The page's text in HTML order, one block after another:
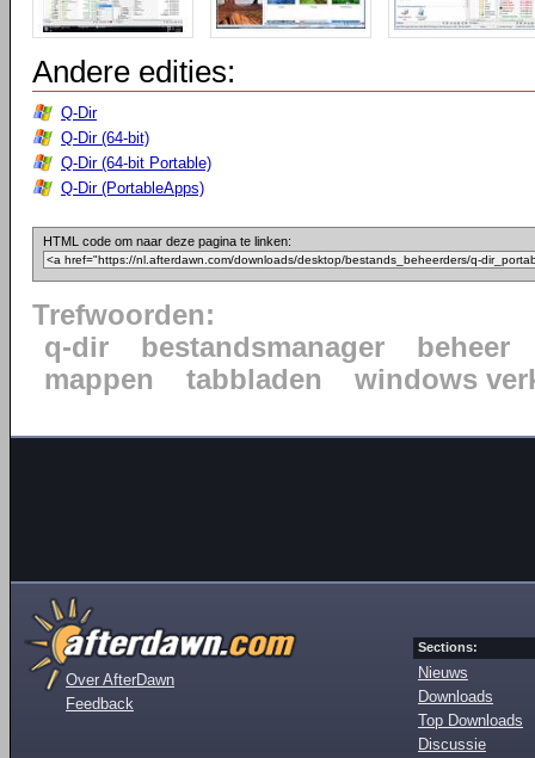
Andere edities:
Q-Dir
Q-Dir (64-bit)
Q-Dir (64-bit Portable)
Q-Dir (PortableApps)
HTML code om naar deze pagina te linken:
Trefwoorden:
q-dir
bestandsmanager
beheer
mappen
tabbladen windows
Over AfterDawn
Feedback
Sections:
Nieuws
Downloads
Top Downloads
Discussie